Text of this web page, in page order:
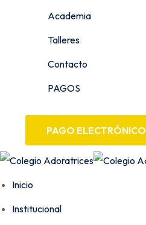
Academia
Talleres
Contacto
PAGOS
PAGO ELECTRÓNICO
Inicio
Institucional